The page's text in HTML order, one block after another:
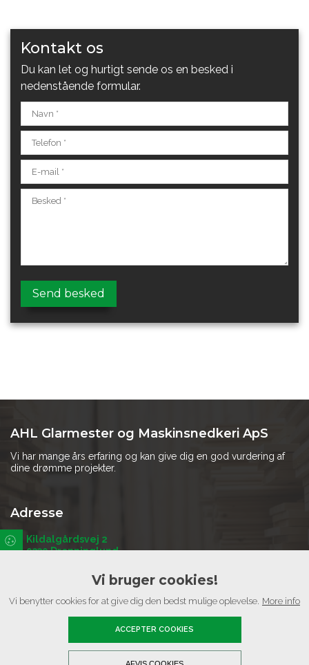
Kontakt os
Du kan let og hurtigt sende os en besked i
nedenstående formular.
AHL Glarmester og Maskinsnedkeri ApS
Vi har mange års erfaring og kan give dig en god vurdering af
dine drømme projekter.
Adresse
Kildalgårdsvej 2
9330 Dronninglund
Telefon:
Copyright © 2026 - AHL Glarmester og Maskinsnedkeri ApS
Vi bruger cookies!
Vi benytter cookies for at give dig den bedst mulige oplevelse. More info
ACCEPTER COOKIES